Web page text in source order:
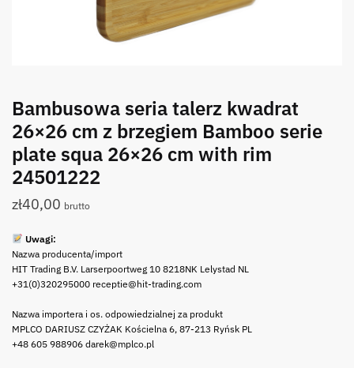
Bambusowa seria talerz kwadrat
26×26 cm z brzegiem Bamboo serie
plate squa 26×26 cm with rim
24501222
zł40,00 brutto
Uwagi:
Nazwa producenta/import
HIT Trading B.V. Larserpoortweg 10 8218NK Lelystad NL
+31(0)320295000 receptie@hit-trading.com
Nazwa importera i os. odpowiedzialnej za produkt
MPLCO DARIUSZ CZYŻAK Kościelna 6, 87-213 Ryńsk PL
+48 605 988906 darek@mplco.pl